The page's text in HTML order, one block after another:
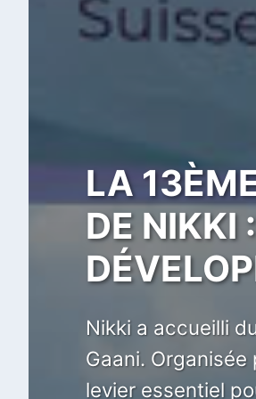
BORGOU
ACCRUE
Un récent
groupements
(dépassement
LA
DE NIKKI
Nikki a accueilli
Gaani. Organisée
levier essentiel
L’ADECOB,
la Journée des
transmettant des